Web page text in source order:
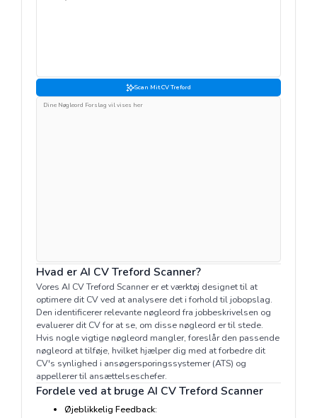
Scan Mit CV Treford
Hvad er AI CV Treford Scanner?
Vores AI CV Treford Scanner er et værktøj designet til at
optimere dit CV ved at analysere det i forhold til jobopslag.
Den identificerer relevante nøgleord fra jobbeskrivelsen og
evaluerer dit CV for at se, om disse nøgleord er til stede.
Hvis nogle vigtige nøgleord mangler, foreslår den passende
nøgleord at tilføje, hvilket hjælper dig med at forbedre dit
CV's synlighed i ansøgersporingssystemer (ATS) og
appellerer til ansættelseschefer.
Fordele ved at bruge AI CV Treford Scanner
Øjeblikkelig Feedback: